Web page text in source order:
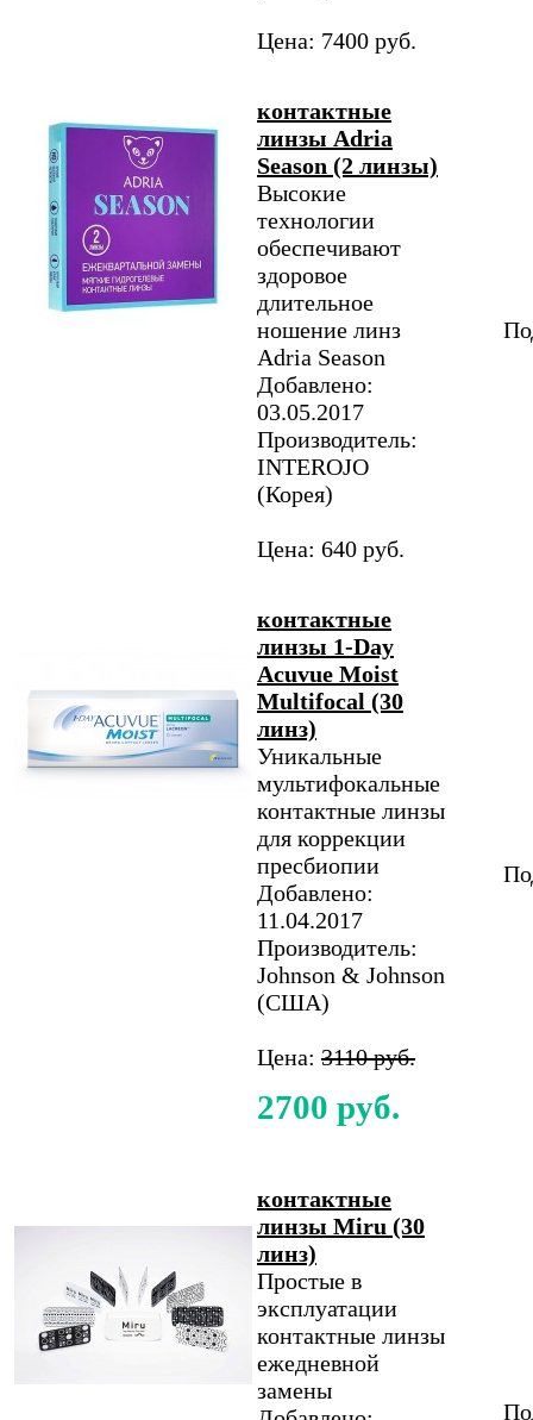
Цена: 7400 руб.
контактные
линзы Adria
Season (2 линзы)
Высокие
технологии
обеспечивают
здоровое
длительное
ношение линз
Adria Season
Добавлено:
03.05.2017
Производитель:
INTEROJO
(Корея)
Цена: 640 руб.
контактные
линзы 1-Day
Acuvue Moist
Multifocal (30
линз)
Уникальные
мультифокальные
контактные линзы
для коррекции
пресбиопии
Добавлено:
11.04.2017
Производитель:
Johnson & Johnson
(США)
Цена: 3110 руб.
2700 руб.
контактные
линзы Miru (30
линз)
Простые в
эксплуатации
контактные линзы
ежедневной
замены